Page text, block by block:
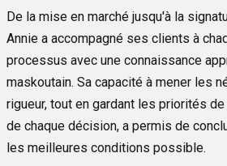
De la mise en marché jusqu'à la
Annie a accompagné ses clients à
processus avec une connaissance
maskoutain. Sa capacité à mener les
rigueur, tout en gardant les priorités
de chaque décision, a permis de
les meilleures conditions possible.